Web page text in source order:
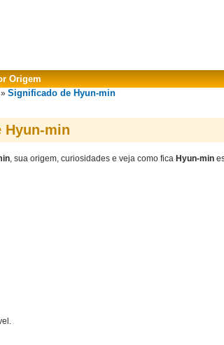
Origem
» Significado de Hyun-min
Hyun-min
, sua origem, curiosidades e veja como fica Hyun-min